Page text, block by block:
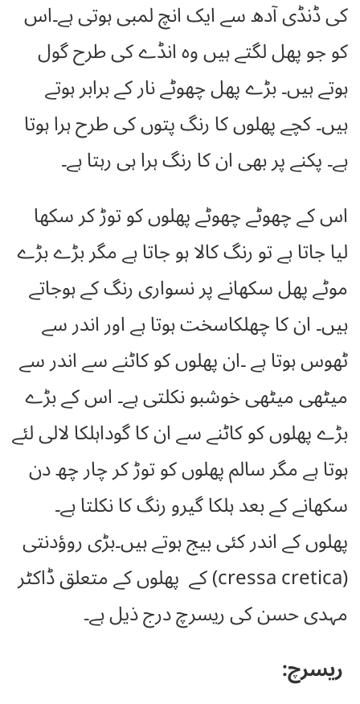
کی ڈنڈی آدھ سے ایک انچ لمبی ہوتی ہے۔اس
کو جو پھل لگتے ہیں وہ انڈے کی طرح گول
ہوتے ہیں۔ بڑے پھل چھوٹے نار کے برابر ہوتے
ہیں۔ کچے پھلوں کا رنگ پتوں کی طرح ہرا ہوتا
ہے۔ پکنے پر بھی ان کا رنگ ہرا ہی رہتا ہے۔
اس کے چھوٹے چھوٹے پھلوں کو توڑ کر سکھا
لیا جاتا ہے تو رنگ کالا ہو جاتا ہے مگر بڑے بڑے
موٹے پھل سکھانے پر نسواری رنگ کے ہوجاتے
ہیں۔ ان کا چھلکاسخت ہوتا ہے اور اندر سے
ٹھوس ہوتا ہے ۔ان پھلوں کو کاٹنے سے اندر سے
میٹھی میٹھی خوشبو نکلتی ہے۔ اس کے بڑے
بڑے پھلوں کو کاٹنے سے ان کا گوداہلکا لالی لئے
ہوتا ہے مگر سالم پھلوں کو توڑ کر چار چھ دن
سکھانے کے بعد ہلکا گیرو رنگ کا نکلتا ہے۔
پھلوں کے اندر کئی بیج ہوتے ہیں۔بڑی روؤدنتی
(cressa cretica) کے پھلوں کے متعلق ڈاکٹر
مہدی حسن کی ریسرچ درج ذیل ہے۔
ریسرچ: